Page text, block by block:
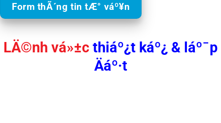
Form thÃ´ng tin tÆ° váº¥n
LÄ©nh vá»±c thiáº¿t káº¿ & láº¯p
Äáº·t